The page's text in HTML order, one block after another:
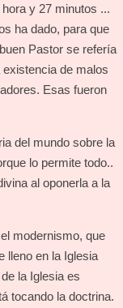
y 27 minutos ...
ha dado, para que
Pastor se refería
de malos
Esas fueron
del mundo sobre la
lo permite todo..
al oponerla a la
modernismo, que
lleno en la Iglesia
la Iglesia es
tocando la doctrina.